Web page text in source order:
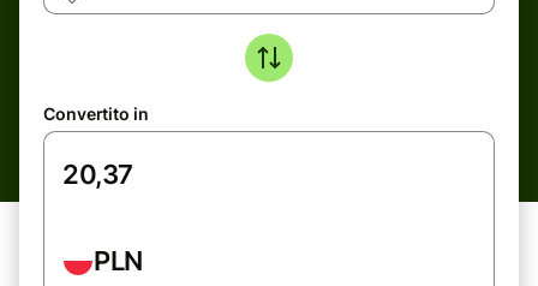
Convertito in
PLN